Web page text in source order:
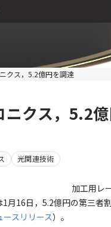
クス，5.2億円を調達
ニクス，5.2
光関連技術
加工用レ
月16日，5.2億円の第三者
ースリリース）。